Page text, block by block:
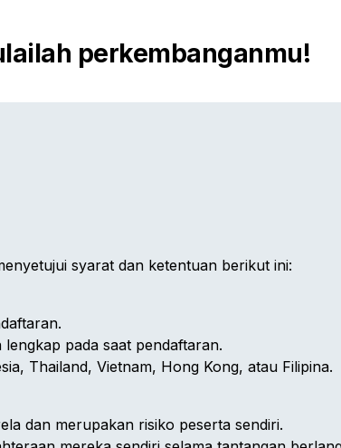
perkembanganmu!
syarat dan ketentuan berikut ini:
pada saat pendaftaran.
Thailand, Vietnam, Hong Kong, atau Filipina.
dan merupakan risiko peserta sendiri.